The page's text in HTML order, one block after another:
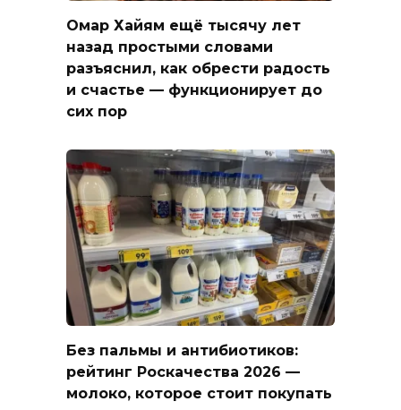
Омар Хайям ещё тысячу лет
назад простыми словами
разъяснил, как обрести радость
и счастье — функционирует до
сих пор
Без пальмы и антибиотиков:
рейтинг Роскачества 2026 —
молоко, которое стоит покупать